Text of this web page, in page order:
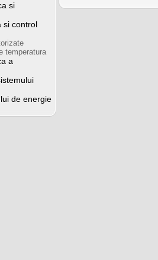
si
si control
temperatura
a
de energie